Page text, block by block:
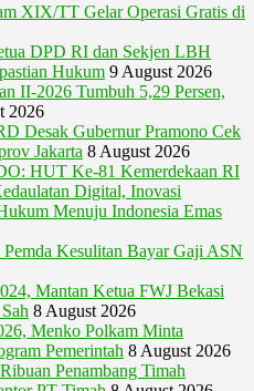
XIX/TT Gelar Operasi Gratis di
DPD RI dan Sekjen LBH
Hukum 9 August 2026
II-2026 Tumbuh 5,29 Persen,
2026
Desak Gubernur Pramono Cek
Jakarta 8 August 2026
HUT Ke-81 Kemerdekaan RI
Digital, Inovasi
Menuju Indonesia Emas
Kesulitan Bayar Gaji ASN
Mantan Ketua FWJ Bekasi
8 August 2026
Menko Polkam Minta
Pemerintah 8 August 2026
Penambang Timah